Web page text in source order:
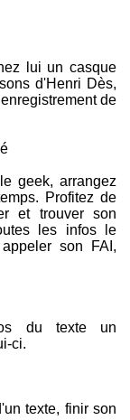
lui un casque
d'Henri Dès,
de
geek, arrangez
Profitez de
et trouver son
les infos le
son FAI,
du texte un
ci.
texte, finir son